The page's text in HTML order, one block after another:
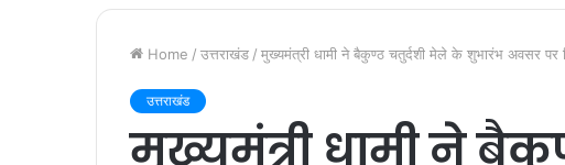
Home / उत्तराखंड / मुख्यमंत्री धामी ने बैकुण्ठ चतुर्दशी मेले के शुभारंभ अवसर पर
उत्तराखंड
मुख्यमंत्री धामी ने